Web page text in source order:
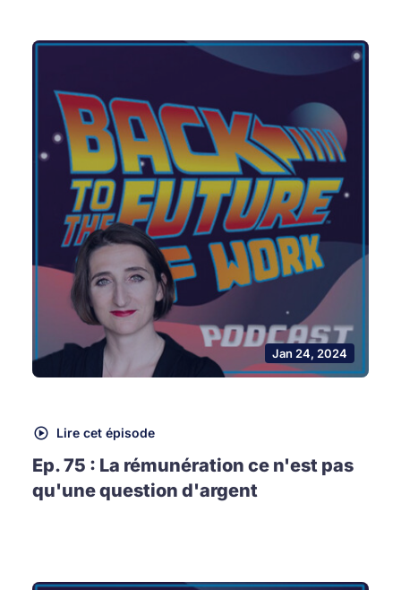
Jan 24, 2024
Lire cet épisode
Ep. 75 : La rémunération ce n'est pas
qu'une question d'argent